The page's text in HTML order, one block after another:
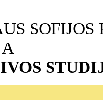
SOFIJOS